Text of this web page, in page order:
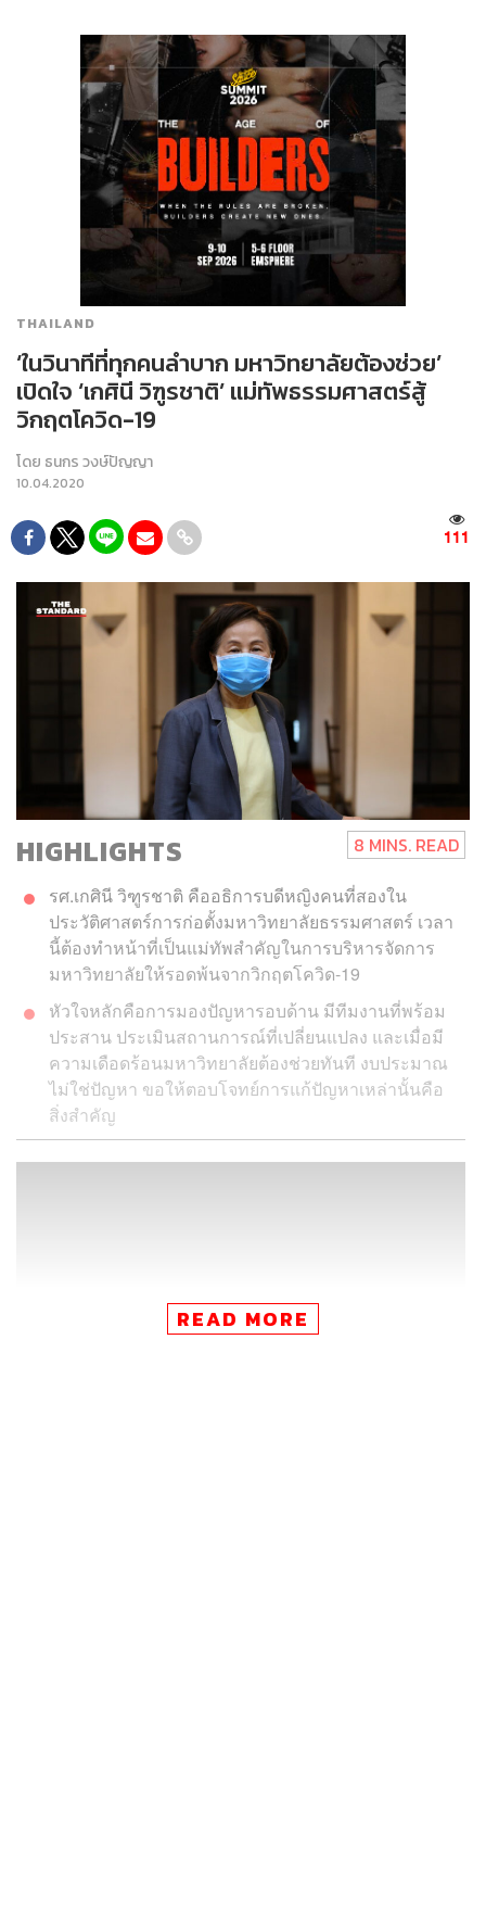
THAILAND
‘ในวินาทีที่ทุกคนลำบาก มหาวิทยาลัยต้องช่วย’
เปิดใจ ‘เกศินี วิฑูรชาติ’ แม่ทัพธรรมศาสตร์สู้
วิกฤตโควิด-19
โดย ธนกร วงษ์ปัญญา
10.04.2020
111
HIGHLIGHTS 8 MINS. READ
รศ.เกศินี วิฑูรชาติ คืออธิการบดีหญิงคนที่สองใน
ประวัติศาสตร์การก่อตั้งมหาวิทยาลัยธรรมศาสตร์ เวลา
นี้ต้องทำหน้าที่เป็นแม่ทัพสำคัญในการบริหารจัดการ
มหาวิทยาลัยให้รอดพ้นจากวิกฤตโควิด-19
หัวใจหลักคือการมองปัญหารอบด้าน มีทีมงานที่พร้อม
ประสาน ประเมินสถานการณ์ที่เปลี่ยนแปลง และเมื่อมี
ความเดือดร้อนมหาวิทยาลัยต้องช่วยทันที งบประมาณ
ไม่ใช่ปัญหา ขอให้ตอบโจทย์การแก้ปัญหาเหล่านั้นคือ
สิ่งสำคัญ
READ MORE